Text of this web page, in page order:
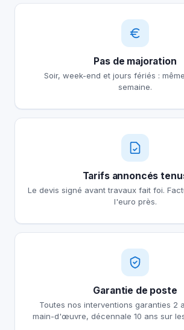
Pas de majoration
Soir, week-end et jours fériés :
semaine.
Tarifs annoncés
Le devis signé avant travaux fait foi.
l'euro près.
Garantie de poste
Toutes nos interventions garanties 2
main-d'œuvre, décennale 10 ans sur